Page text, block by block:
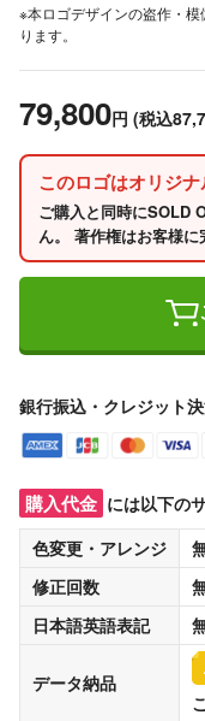
※本ロゴデザインの盗作・
ります。
79,800円 (税込
このロゴはオリジ
ご購入と同時にSOLD
ん。 著作権はお客様に
銀行振込・クレジット
購入代金 には以下の
色変更・アレンジ
修正回数
日本語英語表記
データ納品